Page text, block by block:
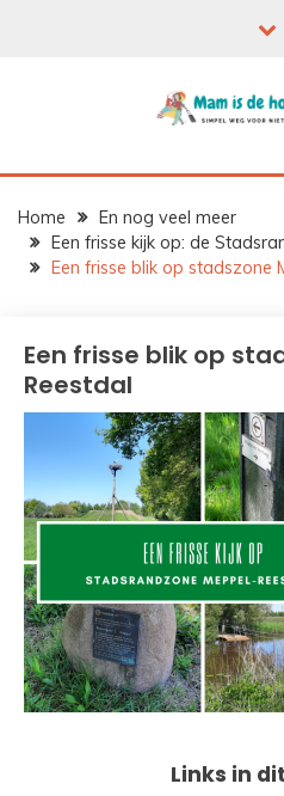
Home
En nog veel meer
Een frisse kijk op: de
Een frisse blik op stadszone
Een frisse blik op
Reestdal
Links in